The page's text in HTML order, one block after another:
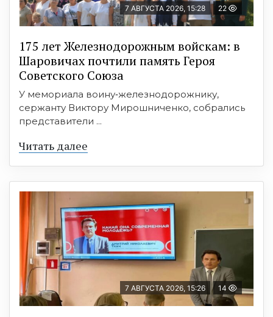
7 АВГУСТА 2026, 15:28 22
175 лет Железнодорожным войскам: в
Шаровичах почтили память Героя
Советского Союза
У мемориала воину‑железнодорожнику,
сержанту Виктору Мирошниченко, собрались
представители ...
Читать далее
7 АВГУСТА 2026, 15:26 14